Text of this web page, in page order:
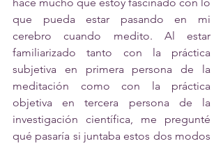
que pueda estar pasando en mi
cerebro cuando medito. Al estar
familiarizado tanto con la práctica
subjetiva en primera persona de la
meditación como con la práctica
objetiva en tercera persona de la
investigación científica, me pregunté
qué pasaría si juntaba estos dos modos